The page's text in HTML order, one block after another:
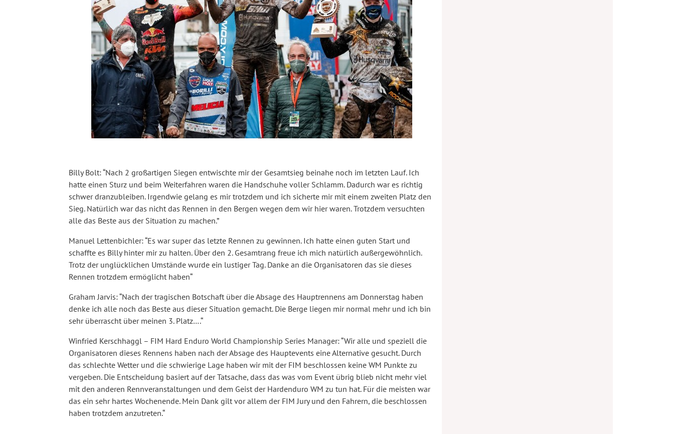
Billy Bolt: “Nach 2 großartigen Siegen entwischte mir der Gesamtsieg beinahe noch im letzten Lauf. Ich
hatte einen Sturz und beim Weiterfahren waren die Handschuhe voller Schlamm. Dadurch war es richtig
schwer dranzubleiben. Irgendwie gelang es mir trotzdem und ich sicherte mir mit einem zweiten Platz den
Sieg. Natürlich war das nicht das Rennen in den Bergen wegen dem wir hier waren. Trotzdem versuchten
alle das Beste aus der Situation zu machen.”
Manuel Lettenbichler: “Es war super das letzte Rennen zu gewinnen. Ich hatte einen guten Start und
schaffte es Billy hinter mir zu halten. Über den 2. Gesamtrang freue ich mich natürlich außergewöhnlich.
Trotz der unglücklichen Umstände wurde ein lustiger Tag. Danke an die Organisatoren das sie dieses
Rennen trotzdem ermöglicht haben“
Graham Jarvis: “Nach der tragischen Botschaft über die Absage des Hauptrennens am Donnerstag haben
denke ich alle noch das Beste aus dieser Situation gemacht. Die Berge liegen mir normal mehr und ich bin
sehr überrascht über meinen 3. Platz….“
Winfried Kerschhaggl – FIM Hard Enduro World Championship Series Manager: “Wir alle und speziell die
Organisatoren dieses Rennens haben nach der Absage des Hauptevents eine Alternative gesucht. Durch
das schlechte Wetter und die schwierige Lage haben wir mit der FIM beschlossen keine WM Punkte zu
vergeben. Die Entscheidung basiert auf der Tatsache, dass das was vom Event übrig blieb nicht mehr viel
mit den anderen Rennveranstaltungen und dem Geist der Hardenduro WM zu tun hat. Für die meisten war
das ein sehr hartes Wochenende. Mein Dank gilt vor allem der FIM Jury und den Fahrern, die beschlossen
haben trotzdem anzutreten.“